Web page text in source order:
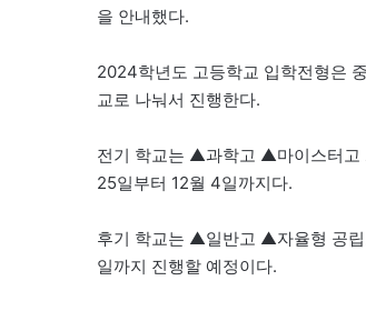
을 안내했다.
2024학년도 고등학교 입학전형은
교로 나눠서 진행한다.
전기 학교는 ▲과학고 ▲마이스터
25일부터 12월 4일까지다.
후기 학교는 ▲일반고 ▲자율형 공
일까지 진행할 예정이다.